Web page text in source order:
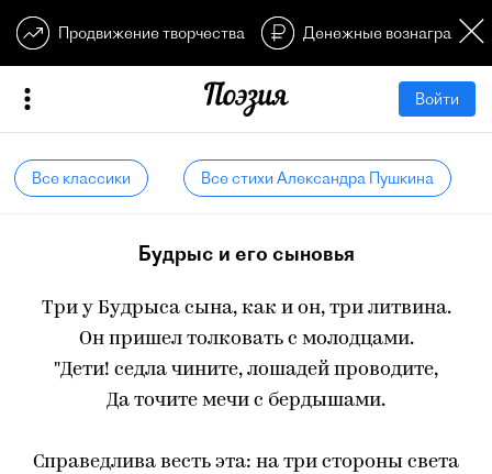
Продвижение творчества Денежные
Войти
Все классики Все стихи Александра Пушкина
Будрыс и его сыновья
Три у Будрыса сына, как и он, три литвина.
Он пришел толковать с молодцами.
"Дети! седла чините, лошадей проводите,
Да точите мечи с бердышами.
Справедлива весть эта: на три стороны света